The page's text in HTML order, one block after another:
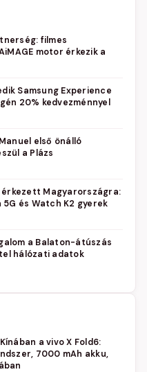
filmes
motor érkezik a
Samsung Experience
20% kedvezménnyel
első önálló
a Plázs
érkezett Magyarországra:
és Watch K2 gyerek
a Balaton-átúszás
hálózati adatok
a vivo X Fold6:
7000 mAh akku,